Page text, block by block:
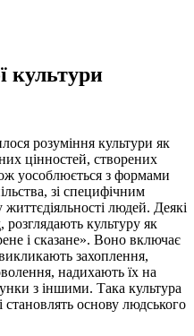
культури
розуміння культури як
цінностей, створених
уособлюється з формами
зі специфічним
життєдіяльності людей. Деякі
культуру як
і сказане». Воно включає
захоплення,
надихають їх на
з іншими. Така культура
основу людського